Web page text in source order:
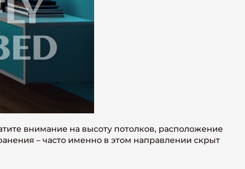
внимание на высоту потолков, расположение
– часто именно в этом направлении скрыт